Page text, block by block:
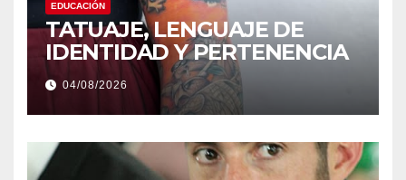
EDUCACIÓN
TATUAJE, LENGUAJE DE
IDENTIDAD Y PERTENENCIA
04/08/2026